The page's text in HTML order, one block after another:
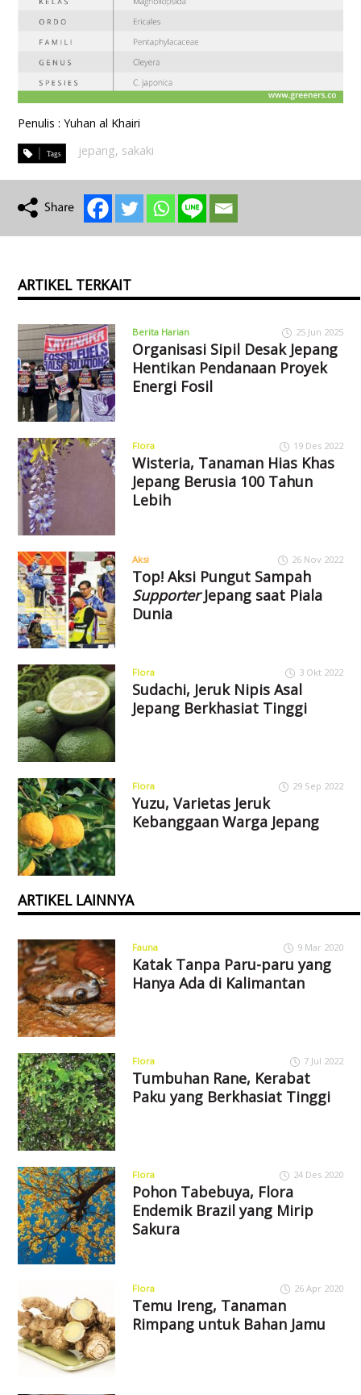
Penulis : Yuhan al Khairi
jepang, sakaki
ARTIKEL TERKAIT
Berita Harian 25 Jun 2025
Organisasi Sipil Desak Jepang
Hentikan Pendanaan Proyek
Energi Fosil
Flora 19 Des 2022
Wisteria, Tanaman Hias Khas
Jepang Berusia 100 Tahun
Lebih
Aksi 26 Nov 2022
Top! Aksi Pungut Sampah
SupporterJepang saat Piala
Dunia
Flora 3 Okt 2022
Sudachi, Jeruk Nipis Asal
Jepang Berkhasiat Tinggi
Flora 29 Sep 2022
Yuzu, Varietas Jeruk
Kebanggaan Warga Jepang
ARTIKEL LAINNYA
Fauna 9 Mar 2020
Katak Tanpa Paru-paru yang
Hanya Ada di Kalimantan
Flora 7 Jul 2022
Tumbuhan Rane, Kerabat
Paku yang Berkhasiat Tinggi
Flora 24 Des 2020
Pohon Tabebuya, Flora
Endemik Brazil yang Mirip
Sakura
Flora 26 Apr 2020
Temu Ireng, Tanaman
Rimpang untuk Bahan Jamu